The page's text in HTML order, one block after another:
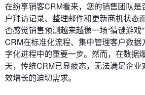
在纷享销客CRM看来，您的销售团队
户拜访记录、整理邮件和更新商机状态
否感觉销售预测越来越像一场“猜谜游戏
CRM在标准化流程、集中管理客户数
字化进程中的重要一步。然而，在数据
天，传统CRM已显疲态，无法满足企业
效增长的迫切需求。